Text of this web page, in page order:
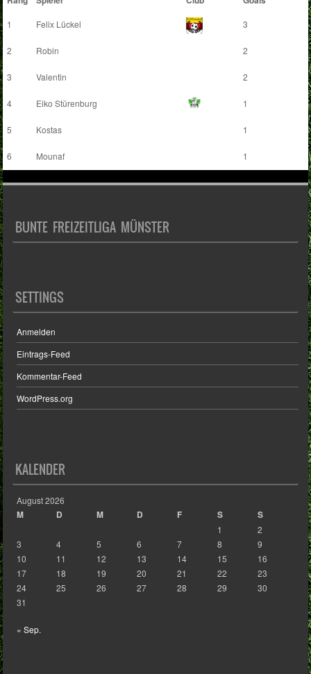
1 Felix Lückel 3
2 Robin 2
3 Valentin 2
4 Eiko Stürenburg 1
5 Kostas 1
6 Mounaf 1
BUNTE FREIZEITLIGA MÜNSTER
SETTINGS
Anmelden
Eintrags-Feed
Kommentar-Feed
WordPress.org
KALENDER
August 2026
M D M D F S S
1
2
3
4 5 6 7 8
9
10
11 12 13 14 15
16
17
18 19 20 21 22
23
24
25 26 27 28 29
30
31
« Sep.